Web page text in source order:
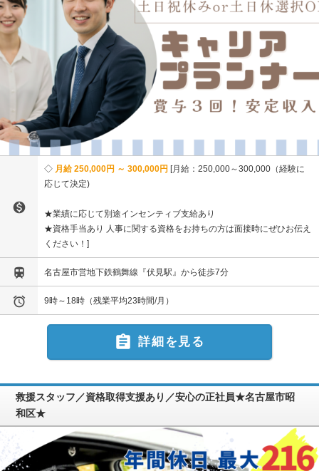

月給 250,000円 ～ 300,000円 月給：250,000～300,000（経験に
応じて決定)
★業績に応じて別途インセンティブ支給あり
★資格手当あり 人事に関する資格をお持ちの方は面接時にぜひお伝え
ください！
 名古屋市営地下鉄鶴舞線『伏見駅』から徒歩7分
 9時～18時（残業平均23時間/月）
 詳細を見る
救援スタッフ／資格取得支援あり／安心の正社員★名古屋市昭
和区★